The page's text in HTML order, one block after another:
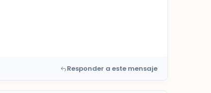
Responder a este mensaje